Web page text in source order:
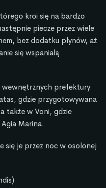
kroi się na bardzo
piecze przez wiele
bez dodatku płynów, aż
się wspaniałą
prefektury
gdzie przygotowywana
także w Voni, gdzie
Marina.
się je przez noc w osolonej